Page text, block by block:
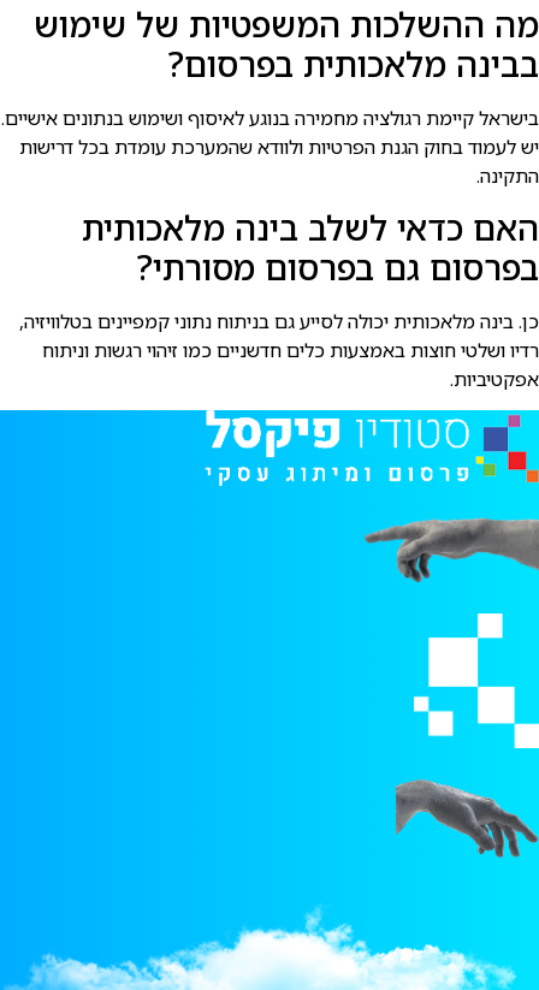
מה ההשלכות המשפטיות של שימוש
בבינה מלאכותית בפרסום?
בישראל קיימת רגולציה מחמירה בנוגע לאיסוף ושימוש בנתונים אישיים.
יש לעמוד בחוק הגנת הפרטיות ולוודא שהמערכת עומדת בכל דרישות
התקינה.
האם כדאי לשלב בינה מלאכותית
בפרסום גם בפרסום מסורתי?
כן. בינה מלאכותית יכולה לסייע גם בניתוח נתוני קמפיינים בטלוויזיה,
רדיו ושלטי חוצות באמצעות כלים חדשניים כמו זיהוי רגשות וניתוח
אפקטיביות.